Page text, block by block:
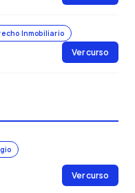
Inmobiliario
Ver curso
Ver curso